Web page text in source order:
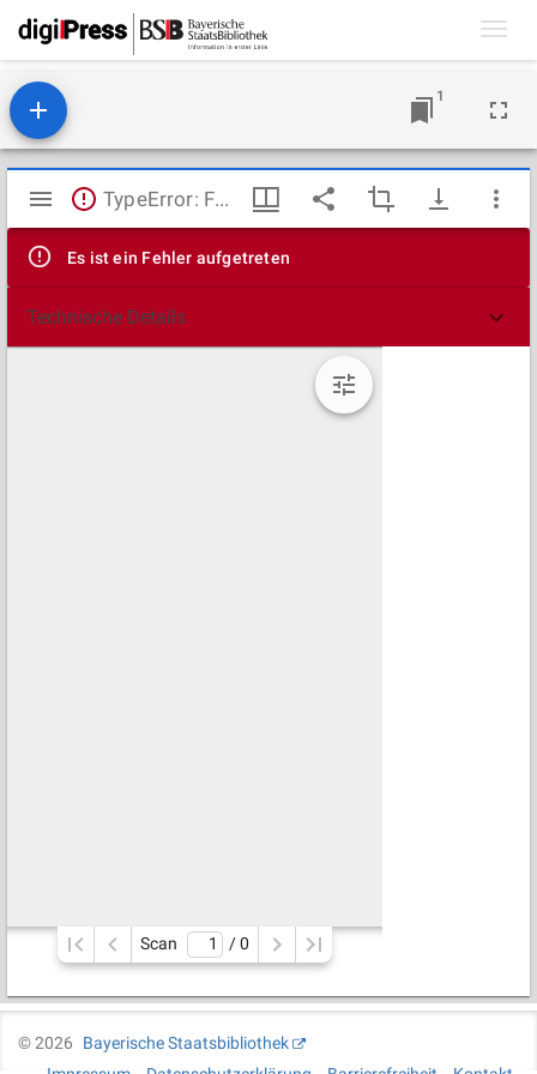
1
Mirador
Viewer
TypeError: Failed to fetch
Es ist ein Fehler aufgetreten
Technische Details
Scan / 0
©2026
Bayerische Staatsbibliothek